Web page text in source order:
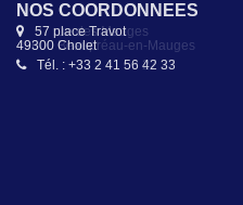
NOS COORDONNÉES
57 place Travot
49300 Cholet
Tél. : +33 2 41 56 42 33